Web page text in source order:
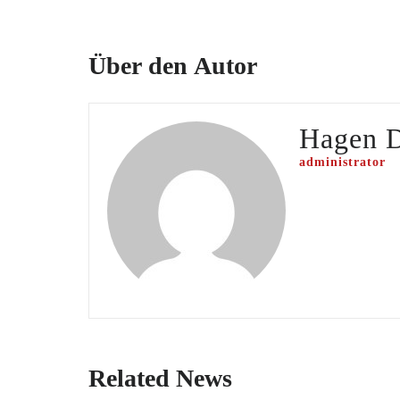
Über den Autor
Hagen
administrator
Related News